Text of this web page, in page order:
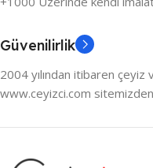
Güvenilirlik
2004 yılından itibaren
www.ceyizci.com sitemizden